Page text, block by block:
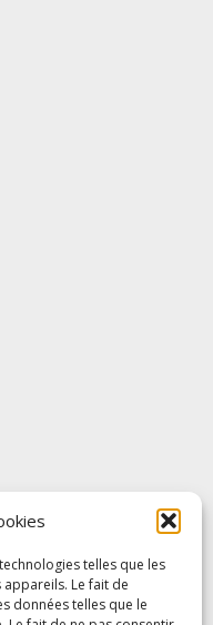
telles que les
Le fait de
données telles que le